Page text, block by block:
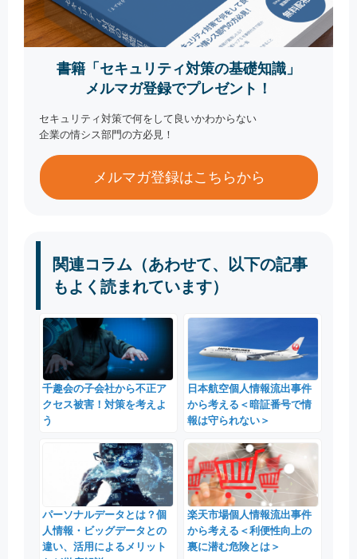
書籍「セキュリティ対策の基礎知識」
メルマガ登録でプレゼント！
セキュリティ対策で何をして良いかわからない
企業の情シス部門の方必見！
メルマガ登録はこちらから
関連コラム（あわせて、以下の記事
もよく読まれています）
千趣会の子会社から不正ア
クセス被害！対策を考えよ
う
日本航空個人情報流出事件
から考える＜暗証番号で情
報は守られない＞
パーソナルデータとは？個
人情報・ビッグデータとの
違い、活用によるメリット
楽天市場個人情報流出事件
から考える＜利便性向上の
裏に潜む危険とは＞